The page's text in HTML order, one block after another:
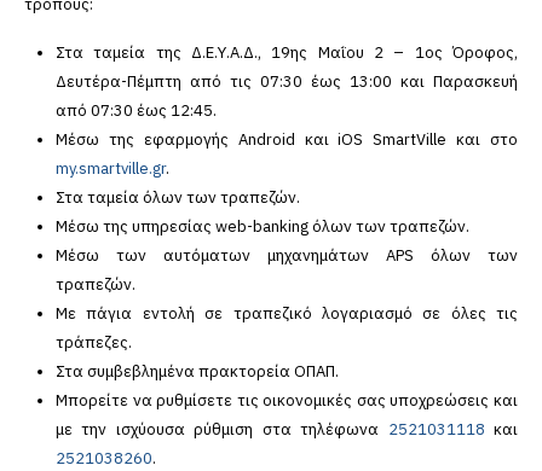
τρόπους:
Στα ταμεία της Δ.Ε.Υ.Α.Δ., 19ης Μαΐου 2 – 1ος Όροφος,
Δευτέρα-Πέμπτη από τις 07:30 έως 13:00 και Παρασκευή
από 07:30 έως 12:45.
Μέσω της εφαρμογής Android και iOS SmartVille και στο
my.smartville.gr.
Στα ταμεία όλων των τραπεζών.
Μέσω της υπηρεσίας web-banking όλων των τραπεζών.
Μέσω των αυτόματων μηχανημάτων APS όλων των
τραπεζών.
Με πάγια εντολή σε τραπεζικό λογαριασμό σε όλες τις
τράπεζες.
Στα συμβεβλημένα πρακτορεία ΟΠΑΠ.
Μπορείτε να ρυθμίσετε τις οικονομικές σας υποχρεώσεις και
με την ισχύουσα ρύθμιση στα τηλέφωνα 2521031118 και
2521038260.